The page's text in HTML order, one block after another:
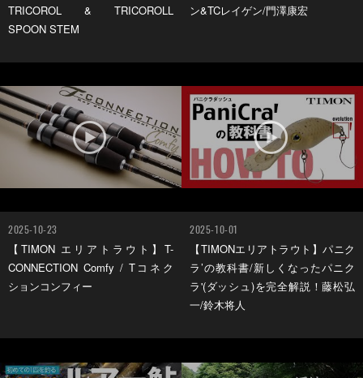
TRICOROL & TRICOROLL
SPOON STEM
ン&TCレイゲン/門澤康宏
2025-10-23
【TIMON エリアトラウト】T-
CONNECTION Comfy / Tコネク
ションコンフィー
2025-10-01
【TIMONエリアトラウト】パニク
ラ’の教科書/新しくなったパニク
ラ'(ダッシュ)を完全解説！藤松弘
一/鈴木将人